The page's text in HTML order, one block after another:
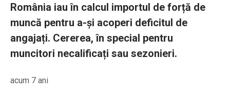
România iau în calcul importul de forță de
muncă pentru a-și acoperi deficitul de
angajați. Cererea, în special pentru
muncitori necalificați sau sezonieri.
acum 7 ani